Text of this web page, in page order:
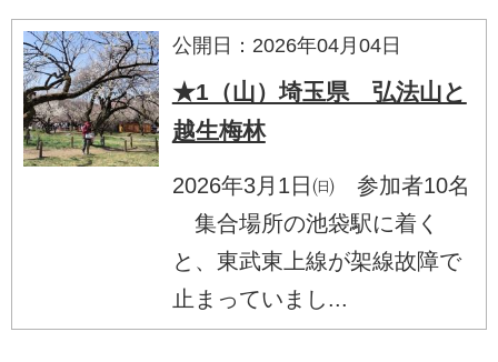
公開日：2026年04月04日
★1（山）埼玉県 弘法山と
越生梅林
2026年3月1日㈰ 参加者10名
集合場所の池袋駅に着く
と、東武東上線が架線故障で
止まっていまし...